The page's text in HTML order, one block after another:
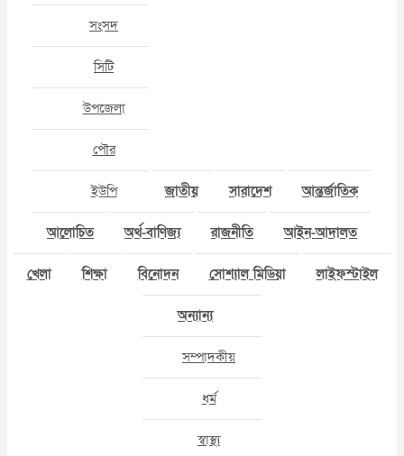
সংসদ
সিটি
উপজেলা
পৌর
ইউপি জাতীয় সারাদেশ আন্তর্জাতিক
আলোচিত অর্থ-বাণিজ্য রাজনীতি আইন-আদালত
খেলা শিক্ষা বিনোদন সোশ্যাল মিডিয়া লাইফস্টাইল
অন্যান্য
সম্পাদকীয়
ধর্ম
স্বাস্থ্য